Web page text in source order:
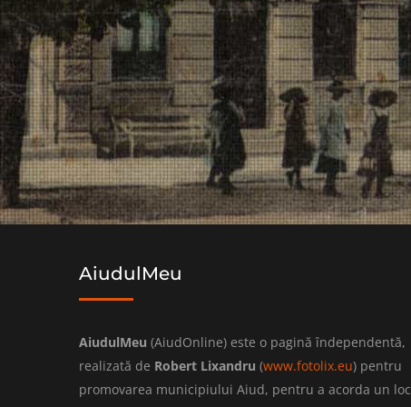
AiudulMeu
AiudulMeu (AiudOnline) este o pagină îndependentă,
realizată de Robert Lixandru (www.fotolix.eu) pentru
promovarea municipiului Aiud, pentru a acorda un loc